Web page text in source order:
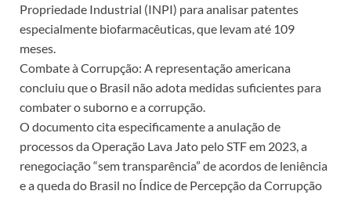
Propriedade Industrial (INPI) para analisar patentes
especialmente biofarmacêuticas, que levam até 109
meses.
Combate à Corrupção: A representação americana
concluiu que o Brasil não adota medidas suficientes para
combater o suborno e a corrupção.
O documento cita especificamente a anulação de
processos da Operação Lava Jato pelo STF em 2023, a
renegociação “sem transparência” de acordos de leniência
e a queda do Brasil no Índice de Percepção da Corrupção